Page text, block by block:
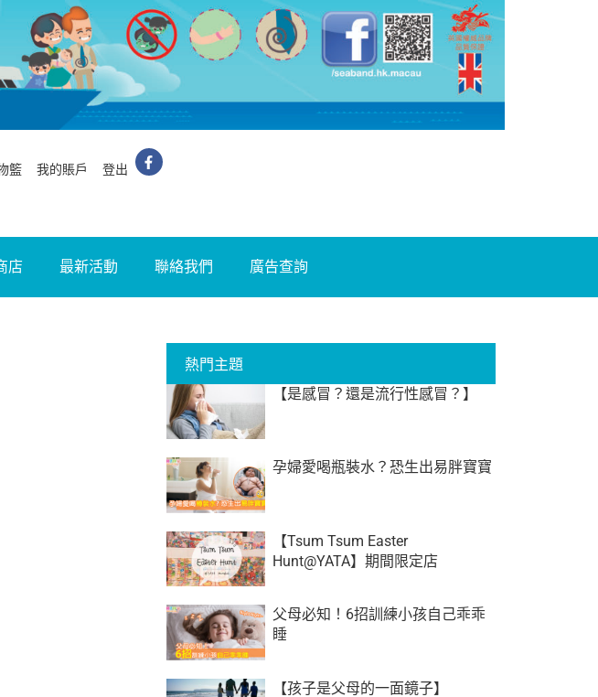
籃 我的賬戶 登出
店 最新活動 聯絡我們 廣告查詢
熱門主題
【是感冒？還是流行性感冒？】
孕婦愛喝瓶裝水？恐生出易胖寶寶
【Tsum Tsum Easter
Hunt@YATA】期間限定店
父母必知！6招訓練小孩自己乖乖
睡
【孩子是父母的一面鏡子】